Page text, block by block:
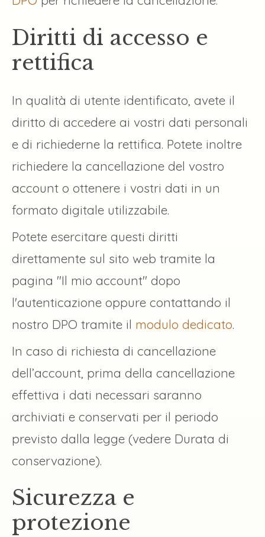
Diritti di accesso e
rettifica
In qualità di utente identificato, avete il
diritto di accedere ai vostri dati personali
e di richiederne la rettifica. Potete inoltre
richiedere la cancellazione del vostro
account o ottenere i vostri dati in un
formato digitale utilizzabile.
Potete esercitare questi diritti
direttamente sul sito web tramite la
pagina "Il mio account" dopo
l'autenticazione oppure contattando il
nostro DPO tramite il modulo dedicato.
In caso di richiesta di cancellazione
dell’account, prima della cancellazione
effettiva i dati necessari saranno
archiviati e conservati per il periodo
previsto dalla legge (vedere Durata di
conservazione).
Sicurezza e
protezione